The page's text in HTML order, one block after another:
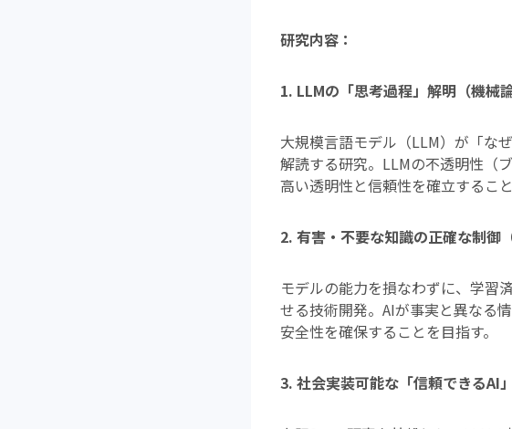
研究内容：
1. LLMの「思考過程」解明（機械
大規模言語モデル（LLM）が「な
解読する研究。LLMの不透明性（
高い透明性と信頼性を確立すること
2. 有害・不要な知識の正確な制御
モデルの能力を損なわずに、学習
せる技術開発。AIが事実と異なる
安全性を確保することを目指す。
3. 社会実装可能な「信頼できるAI